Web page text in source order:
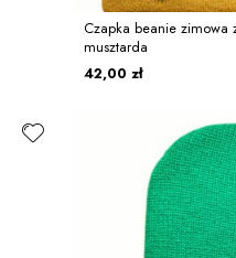
Czapka beanie zimowa
musztarda
42,00 zł